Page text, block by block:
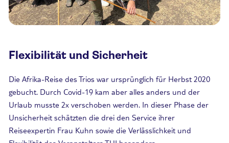
Flexibilität und Sicherheit
Die Afrika-Reise des Trios war ursprünglich für Herbst 2020
gebucht. Durch Covid-19 kam aber alles anders und der
Urlaub musste 2x verschoben werden. In dieser Phase der
Unsicherheit schätzten die drei den Service ihrer
Reiseexpertin Frau Kuhn sowie die Verlässlichkeit und